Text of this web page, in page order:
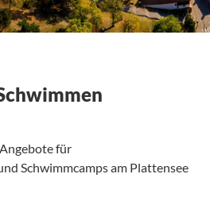
für
Schwimmcamps am Plattensee